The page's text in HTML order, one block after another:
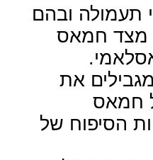
תעמולה ובהם
מצד חמאס
שמגבילים את
חמאס
הסיפוח של